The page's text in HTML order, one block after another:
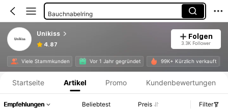
Bauchnabelring
Fußkettchen Für Damen
Ohrringe Für Herren
Kettenarmbänder
Halsketten Mit Anhänger
Unikiss
4.87
Folgen
3.3K Follower
Viele Stammkunden Vor 1 Jahr gegründet 99K+ Kürzlich verkauft
Produktinformation: Preisangabe, Verkaufs- und Lagerbestandsdetails.
Startseite Artikel Promo Kundenbewertungen
Empfehlungen Beliebtest Preis Filter